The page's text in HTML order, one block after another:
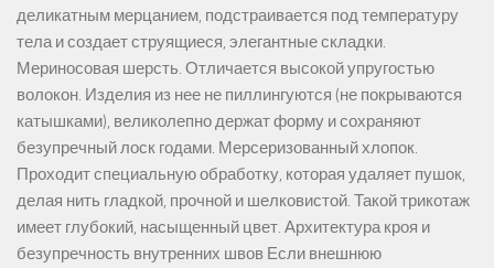
деликатным мерцанием, подстраивается под температуру
тела и создает струящиеся, элегантные складки.
Мериносовая шерсть. Отличается высокой упругостью
волокон. Изделия из нее не пиллингуются (не покрываются
катышками), великолепно держат форму и сохраняют
безупречный лоск годами. Мерсеризованный хлопок.
Проходит специальную обработку, которая удаляет пушок,
делая нить гладкой, прочной и шелковистой. Такой трикотаж
имеет глубокий, насыщенный цвет. Архитектура кроя и
безупречность внутренних швов Если внешнюю